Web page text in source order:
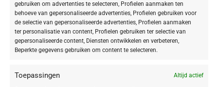
gebruiken om advertenties te selecteren, Profielen aanmaken ten
behoeve van gepersonaliseerde advertenties, Profielen gebruiken voor
de selectie van gepersonaliseerde advertenties, Profielen aanmaken
ter personalisatie van content, Profielen gebruiken ter selectie van
gepersonaliseerde content, Diensten ontwikkelen en verbeteren,
Beperkte gegevens gebruiken om content te selecteren.
Toepassingen Altijd actief
Make-up met verzorgende power uit de Hydra Plus ampullen!
Perfect voor een vochtarme, droge huid.
BABOR focust zich nu meer op Make-up met een verzorgende factor,
SCINCARE MAKE-UP. Dit BABOR product is bijvoorbeeld ook
Hydra Plus-ampul.